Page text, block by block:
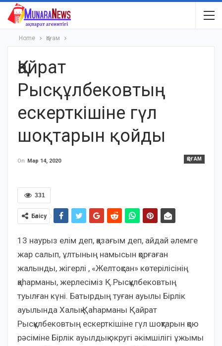
Home Қоғам
Қайрат
Рысқұлбековтың
ескерткішіне гүл
шоқтарын қойды
ҚОҒАМ
On Мар 14, 2020
331
Бөлісу
13 наурыз елім деп, қазағым деп, айдай әлемге
жар салып, ұлтының намысын қорғаған
жалынды, жігерлі , «Желтоқсан» көтерілісінің
қаһарманы, жерлесіміз Қ.Рысқұлбековтың
туылған күні. Батырдың туған ауылы Бірлік
ауылында Халық Қаһарманы Қайрат
Рысқұлбековтың ескерткішіне гүл шоқтарын қою
рәсіміне Бірлік ауылдық округі әкімшілігі ұжымы